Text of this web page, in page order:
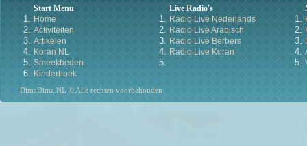
Start Menu
Home
Activiteiten
Artikelen
Koran NL
Smeekbeden
Kinderhoek
Live Radio's
Radio Live Nederlands
Radio Live Arabisch
Radio Live Berbers
Radio Live Koran
DimaDima.NL © Alle rechten voorbehouden